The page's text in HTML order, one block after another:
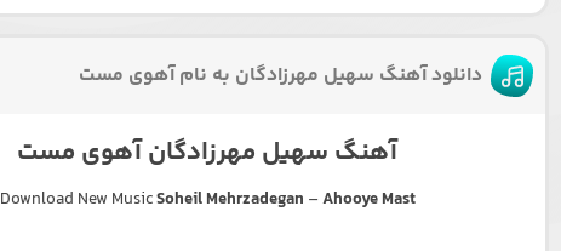
دانلود آهنگ سهیل مهرزادگان به نام آهوی مست
آهنگ سهیل مهرزادگان آهوی مست
Download New MusicSoheil Mehrzadegan –Ahooye Mast